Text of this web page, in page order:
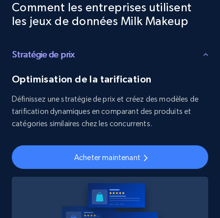
Comment les entreprises utilisent
les jeux de données Milk Makeup
Stratégie de prix
Optimisation de la tarification
Définissez une stratégie de prix et créez des modèles de
tarification dynamiques en comparant des produits et
catégories similaires chez les concurrents.
Acheter maintenant